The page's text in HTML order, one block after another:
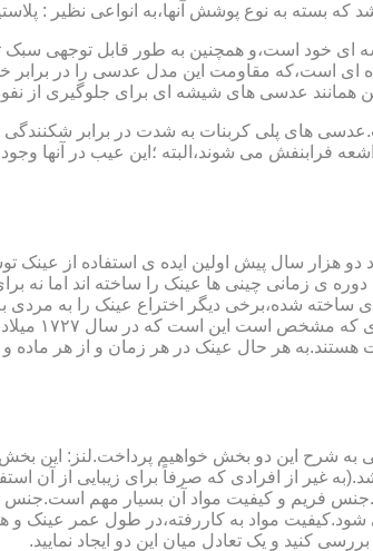
خود است،و همچنین به طور قابل توجهی سبک
ای است،که مقاومت این مدل عدسی را در
همانند عدسی های شیشه ای برای جلوگیری
های پلی کربنات به شدت در برابر
فرابنفش می شوند،البته ؛این عیب در آنها وجود
هزار سال پیش اولین ایده ی استفاده از
ی زمانی چینی ها عینک را ساخته اند اما نه
گوی شیشه
هر حال عینک در هر زمان و از هر ماده
شرح این دو بخش خواهیم پرداخت.لنز: این
غیر از افرادی که صرفاً برای زیبایی از آن
فریم و کیفیت مواد آن بسیار مهم
مواد به کاررفته،در طول عمر عینک و
کنید و یک تعادل میان این دو ایجاد نمایید.